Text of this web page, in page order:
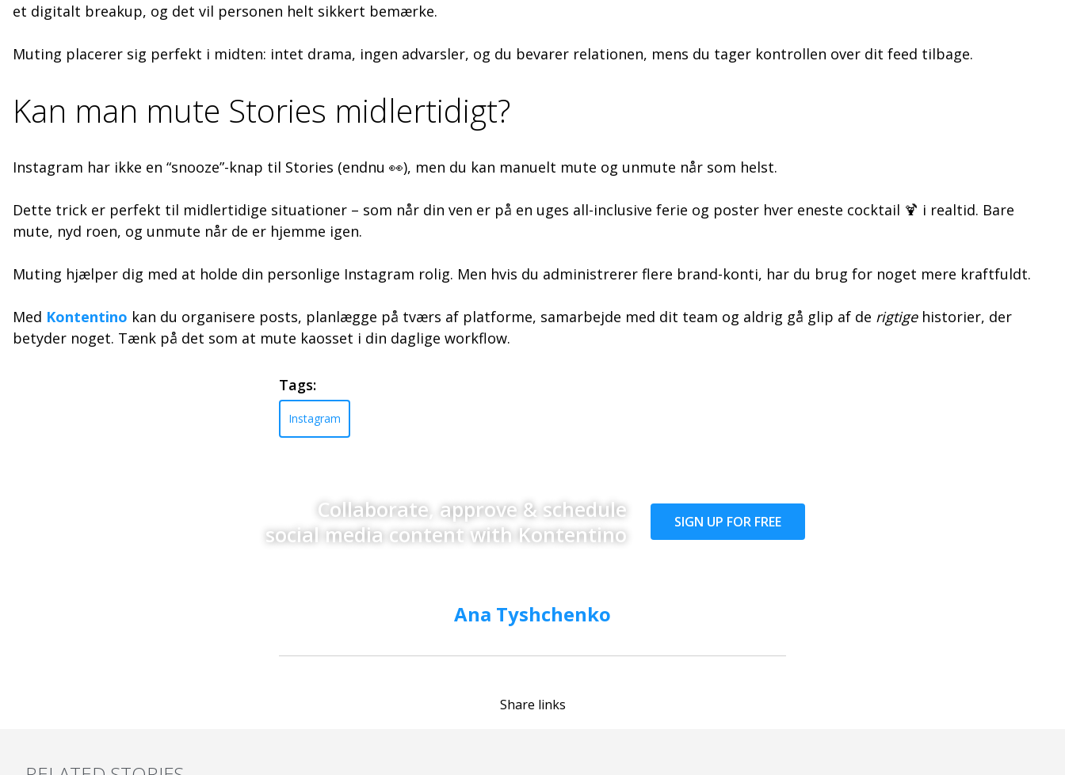
et digitalt breakup, og det vil personen helt sikkert bemærke.
Muting placerer sig perfekt i midten: intet drama, ingen advarsler, og du bevarer relationen, mens du tager kontrollen over dit feed tilbage.
Kan man mute Stories midlertidigt?
Instagram har ikke en “snooze”-knap til Stories (endnu 👀), men du kan manuelt mute og unmute når som helst.
Dette trick er perfekt til midlertidige situationer – som når din ven er på en uges all-inclusive ferie og poster hver eneste cocktail 🍹 i realtid. Bare
mute, nyd roen, og unmute når de er hjemme igen.
Muting hjælper dig med at holde din personlige Instagram rolig. Men hvis du administrerer flere brand-konti, har du brug for noget mere kraftfuldt.
Med Kontentino kan du organisere posts, planlægge på tværs af platforme, samarbejde med dit team og aldrig gå glip af de rigtigehistorier, der
betyder noget. Tænk på det som at mute kaosset i din daglige workflow.
Tags:
Instagram
Collaborate, approve & schedule
social media content with Kontentino
SIGN UP FOR FREE
Ana Tyshchenko
Share links